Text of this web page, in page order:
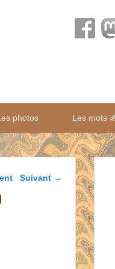
photos Les mots
articles
Suivant →